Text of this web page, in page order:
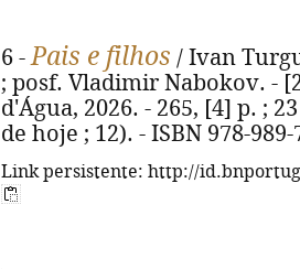
6 -Pais e filhos / Ivan
; posf. Vladimir Nabokov. -
d'Água, 2026. - 265, [4] p. ;
de hoje ; 12). - ISBN 978-989-
Link persistente: http://